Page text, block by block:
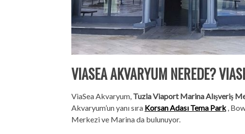
VIASEA AKVARYUM NEREDE?
ViaSea Akvaryum, Tuzla Viaport Marina Alışveriş
Akvaryum’un yanı sıra Korsan Adası Tema Park,
Merkezi ve Marina da bulunuyor.